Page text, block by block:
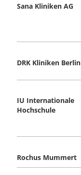
Sana Kliniken AG
DRK Kliniken Berlin
IU Internationale
Hochschule
Rochus Mummert